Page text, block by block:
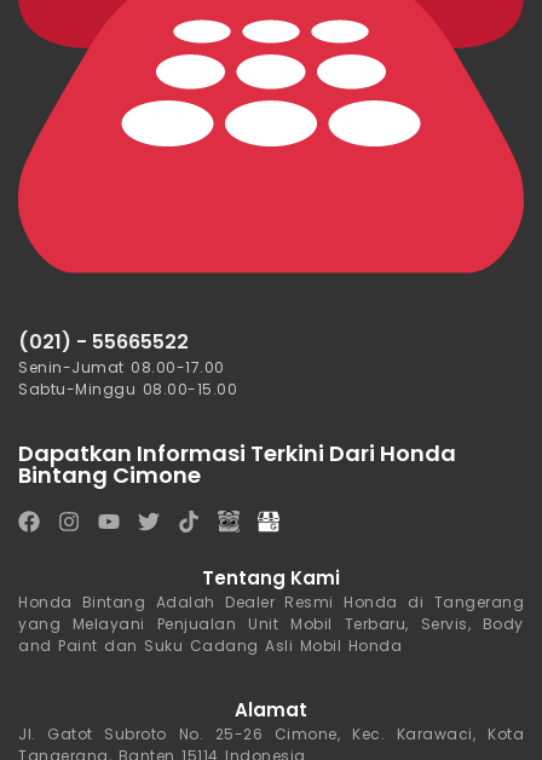
(021) - 55665522
Senin-Jumat 08.00-17.00
Sabtu-Minggu 08.00-15.00
Dapatkan Informasi Terkini Dari Honda
Bintang Cimone
Tentang Kami
Honda Bintang Adalah Dealer Resmi Honda di Tangerang
yang Melayani Penjualan Unit Mobil Terbaru, Servis, Body
and Paint dan Suku Cadang Asli Mobil Honda
Alamat
Jl. Gatot Subroto No. 25-26 Cimone, Kec. Karawaci, Kota